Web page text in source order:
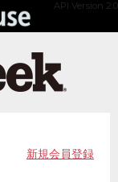
API Version 2.0
新規会員登録